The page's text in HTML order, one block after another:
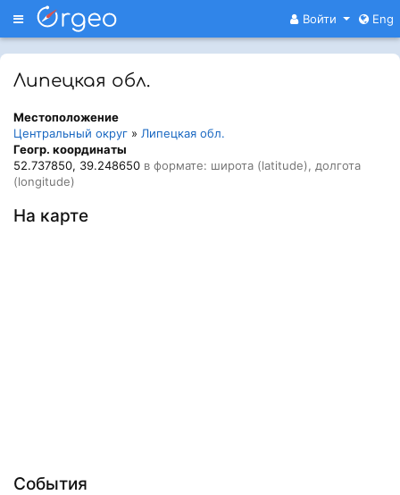
Меню Войти Eng
Липецкая обл.
Местоположение
Центральный округ » Липецкая обл.
Геогр. координаты
52.737850, 39.248650 в формате: широта (latitude), долгота
(longitude)
На карте
События